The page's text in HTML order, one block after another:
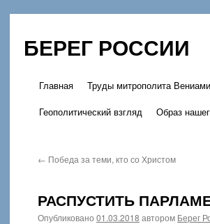
БЕРЕГ РОССИИ
Перейти
Главная Труды митрополита
Геополитический взгляд
Образ
← Победа за теми, кто со Христом
РАСПУСТИТЬ
Опубликовано 01.03.2018 автором Берег